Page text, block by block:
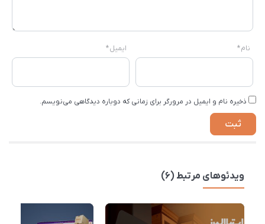
نام* ایمیل*
ذخیره نام و ایمیل در مرورگر برای زمانی که دوباره دیدگاهی می‌نویسم.
ویدئوهای مرتبط (6)